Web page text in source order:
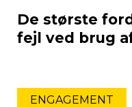
De største
fejl ved brug
ENGAGEMENT